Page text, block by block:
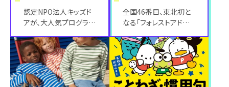
認定NPO法人キッズド
アが、大人気プログラム
ム【IFUTO】」を、さらに
ブラ
全国46番目、東北初と
なる「フォレストアドベ
県塩竈市の伊保石公園
内に8月1日（